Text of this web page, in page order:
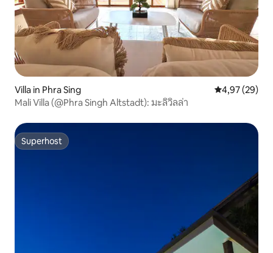
Villa in Phra Sing
4,97 (29)
Mali Villa (@Phra Singh Altstadt): มะลิวิลล่า
Superhost
Superhost